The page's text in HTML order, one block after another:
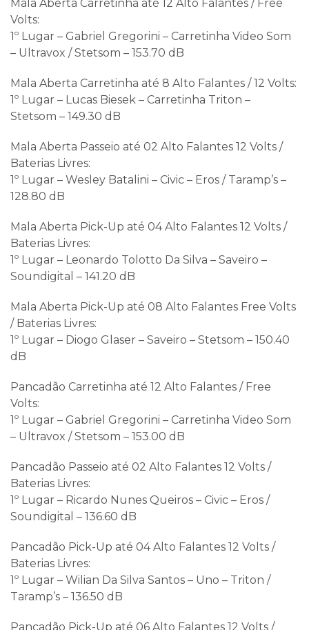
Mala Aberta Carretinha até 12 Alto Falantes / Free
Volts:
1º Lugar – Gabriel Gregorini – Carretinha Video Som
– Ultravox / Stetsom – 153.70 dB
Mala Aberta Carretinha até 8 Alto Falantes / 12 Volts:
1º Lugar – Lucas Biesek – Carretinha Triton –
Stetsom – 149.30 dB
Mala Aberta Passeio até 02 Alto Falantes 12 Volts /
Baterias Livres:
1º Lugar – Wesley Batalini – Civic – Eros / Taramp’s –
128.80 dB
Mala Aberta Pick-Up até 04 Alto Falantes 12 Volts /
Baterias Livres:
1º Lugar – Leonardo Tolotto Da Silva – Saveiro –
Soundigital – 141.20 dB
Mala Aberta Pick-Up até 08 Alto Falantes Free Volts
/ Baterias Livres:
1º Lugar – Diogo Glaser – Saveiro – Stetsom – 150.40
dB
Pancadão Carretinha até 12 Alto Falantes / Free
Volts:
1º Lugar – Gabriel Gregorini – Carretinha Video Som
– Ultravox / Stetsom – 153.00 dB
Pancadão Passeio até 02 Alto Falantes 12 Volts /
Baterias Livres:
1º Lugar – Ricardo Nunes Queiros – Civic – Eros /
Soundigital – 136.60 dB
Pancadão Pick-Up até 04 Alto Falantes 12 Volts /
Baterias Livres:
1º Lugar – Wilian Da Silva Santos – Uno – Triton /
Taramp’s – 136.50 dB
Pancadão Pick-Up até 06 Alto Falantes 12 Volts /